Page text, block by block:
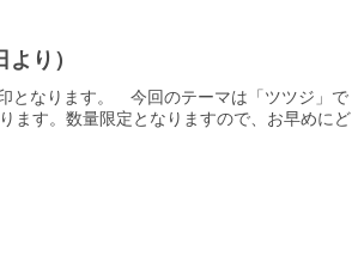
り）
となります。 今回のテーマは「ツツジ」で
す。数量限定となりますので、お早めにど